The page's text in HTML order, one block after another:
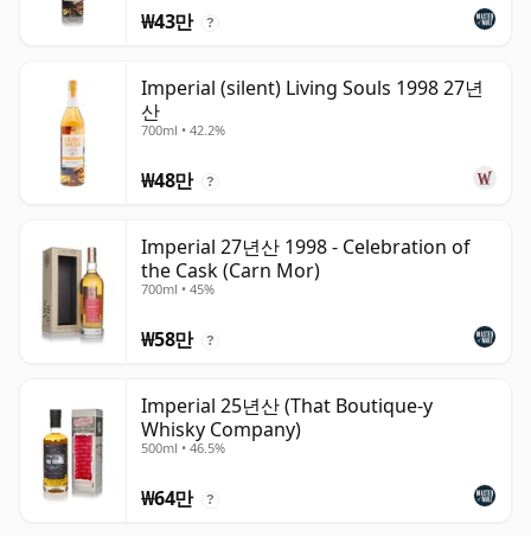
₩43만 ?
Imperial (silent) Living Souls 1998 27년
산
700ml • 42.2%
₩48만 ?
Imperial 27년산 1998 - Celebration of
the Cask (Carn Mor)
700ml • 45%
₩58만 ?
Imperial 25년산 (That Boutique-y
Whisky Company)
500ml • 46.5%
₩64만 ?